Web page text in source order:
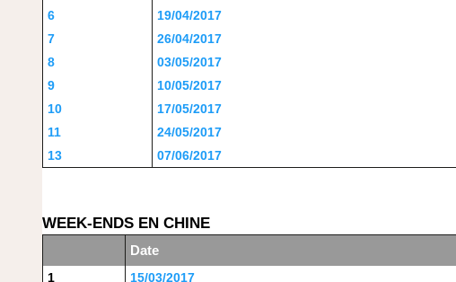
6
19/04/2017
7
26/04/2017
8
03/05/2017
9
10/05/2017
10
17/05/2017
11
24/05/2017
13
07/06/2017
WEEK-ENDS EN CHINE
Date
1
15/03/2017